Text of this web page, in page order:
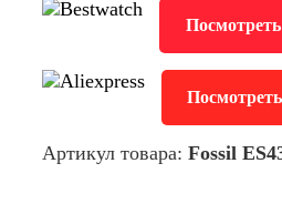
Артикул товара: Fossil